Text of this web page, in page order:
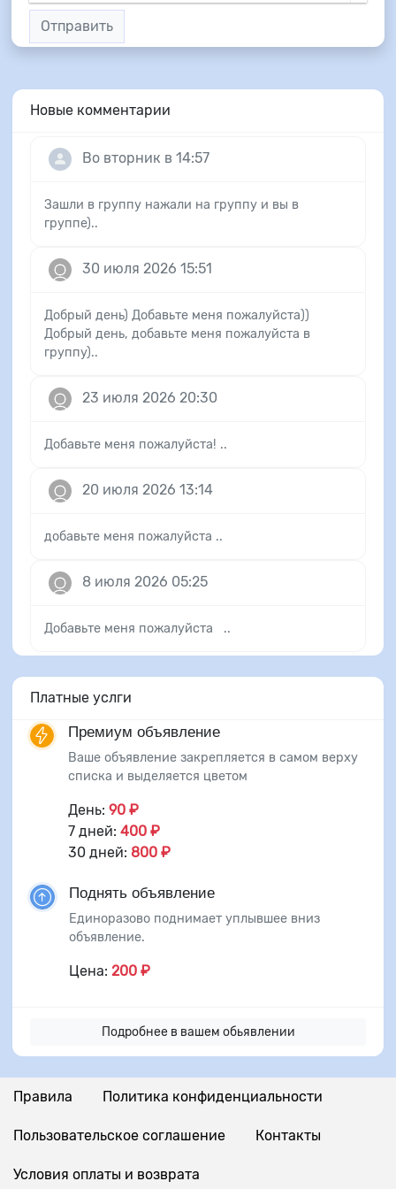
Отправить
Новые комментарии
Во вторник в 14:57
Зашли в группу нажали на группу и вы в
группе)..
30 июля 2026 15:51
Добрый день) Добавьте меня пожалуйста))
Добрый день, добавьте меня пожалуйста в
группу)..
23 июля 2026 20:30
Добавьте меня пожалуйста! ..
20 июля 2026 13:14
добавьте меня пожалуйста ..
8 июля 2026 05:25
Добавьте меня пожалуйста ..
Платные услги
Премиум объявление
Ваше объявление закрепляется в самом верху
списка и выделяется цветом
День: 90 ₽
7 дней: 400 ₽
30 дней: 800 ₽
Поднять объявление
Единоразово поднимает уплывшее вниз
объявление.
Цена: 200 ₽
Подробнее в вашем обьявлении
Правила Политика конфиденциальности
Пользовательское соглашение Контакты
Условия оплаты и возврата